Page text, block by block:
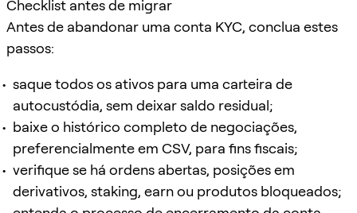
Checklist antes de migrar
Antes de abandonar uma conta KYC, conclua estes
passos:
saque todos os ativos para uma carteira de
autocustódia, sem deixar saldo residual;
baixe o histórico completo de negociações,
preferencialmente em CSV, para fins fiscais;
verifique se há ordens abertas, posições em
derivativos, staking, earn ou produtos bloqueados;